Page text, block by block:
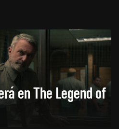
en The Legend of